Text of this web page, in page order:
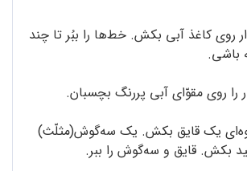
روی کاغذ آبی بکش. خط‌ها را ببُر تا چند
باشی.
یک قایق بکش. یک سه‌گوش(مثلّث)
بکش. قایق و سه‌گوش را ببر.